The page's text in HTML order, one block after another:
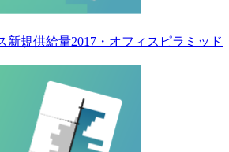
新規供給量2017・オフィスピラミッド